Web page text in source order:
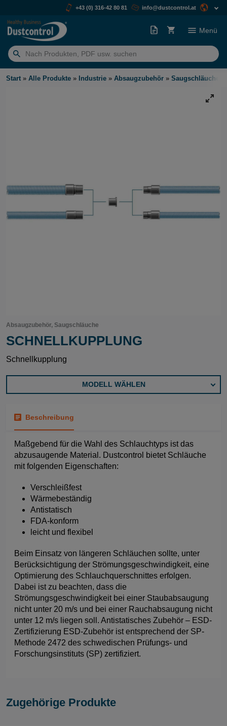
+43 (0) 316-42 80 81 info@dustcontrol.at
Suchen
nach:
Menü
Start » Alle Produkte » Industrie » Absaugzubehör » Saugschläuche
Absaugzubehör, Saugschläuche
SCHNELLKUPPLUNG
Schnellkupplung
MODELL WÄHLEN
Beschreibung
Maßgebend für die Wahl des Schlauchtyps ist das
abzusaugende Material. Dustcontrol bietet Schläuche
mit folgenden Eigenschaften:
Verschleißfest
Wärmebeständig
Antistatisch
FDA-konform
leicht und flexibel
Beim Einsatz von längeren Schläuchen sollte, unter
Berücksichtigung der Strömungsgeschwindigkeit, eine
Optimierung des Schlauchquerschnittes erfolgen.
Dabei ist zu beachten, dass die
Strömungsgeschwindigkeit bei einer Staubabsaugung
nicht unter 20 m/s und bei einer Rauchabsaugung nicht
unter 12 m/s liegen soll. Antistatisches Zubehör – ESD-
Zertifizierung ESD-Zubehör ist entsprechend der SP-
Methode 2472 des schwedischen Prüfungs- und
Forschungsinstituts (SP) zertifiziert.
Zugehörige Produkte